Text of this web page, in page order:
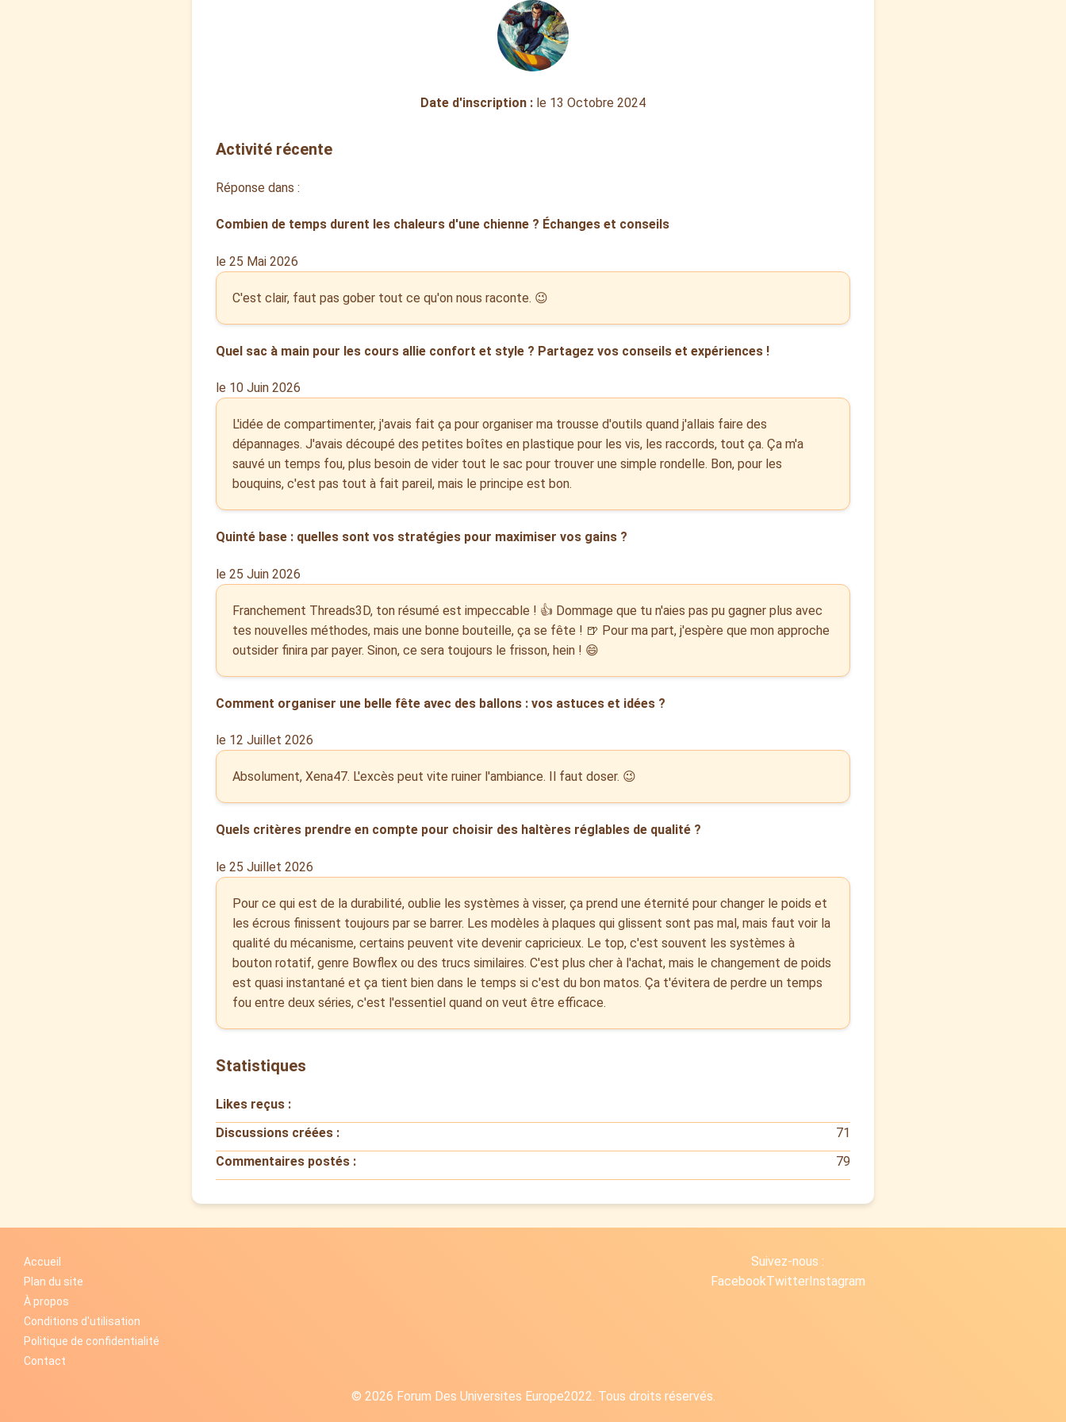
Date d'inscription : le 13 Octobre 2024
Activité récente
Réponse dans :
Combien de temps durent les chaleurs d'une chienne ? Échanges et conseils
le 25 Mai 2026
C'est clair, faut pas gober tout ce qu'on nous raconte. 😉
Quel sac à main pour les cours allie confort et style ? Partagez vos conseils et expériences !
le 10 Juin 2026
L'idée de compartimenter, j'avais fait ça pour organiser ma trousse d'outils quand j'allais faire des
dépannages. J'avais découpé des petites boîtes en plastique pour les vis, les raccords, tout ça. Ça m'a
sauvé un temps fou, plus besoin de vider tout le sac pour trouver une simple rondelle. Bon, pour les
bouquins, c'est pas tout à fait pareil, mais le principe est bon.
Quinté base : quelles sont vos stratégies pour maximiser vos gains ?
le 25 Juin 2026
Franchement Threads3D, ton résumé est impeccable ! 👍 Dommage que tu n'aies pas pu gagner plus avec
tes nouvelles méthodes, mais une bonne bouteille, ça se fête ! 🍺 Pour ma part, j'espère que mon approche
outsider finira par payer. Sinon, ce sera toujours le frisson, hein ! 😄
Comment organiser une belle fête avec des ballons : vos astuces et idées ?
le 12 Juillet 2026
Absolument, Xena47. L'excès peut vite ruiner l'ambiance. Il faut doser. 😉
Quels critères prendre en compte pour choisir des haltères réglables de qualité ?
le 25 Juillet 2026
Pour ce qui est de la durabilité, oublie les systèmes à visser, ça prend une éternité pour changer le poids et
les écrous finissent toujours par se barrer. Les modèles à plaques qui glissent sont pas mal, mais faut voir la
qualité du mécanisme, certains peuvent vite devenir capricieux. Le top, c'est souvent les systèmes à
bouton rotatif, genre Bowflex ou des trucs similaires. C'est plus cher à l'achat, mais le changement de poids
est quasi instantané et ça tient bien dans le temps si c'est du bon matos. Ça t'évitera de perdre un temps
fou entre deux séries, c'est l'essentiel quand on veut être efficace.
Statistiques
Likes reçus :
Discussions créées :
71
Commentaires postés :
79
Accueil
Plan du site
À propos
Conditions d'utilisation
Politique de confidentialité
Contact
Suivez-nous :
FacebookTwitterInstagram
© 2026 Forum Des Universites Europe2022. Tous droits réservés.